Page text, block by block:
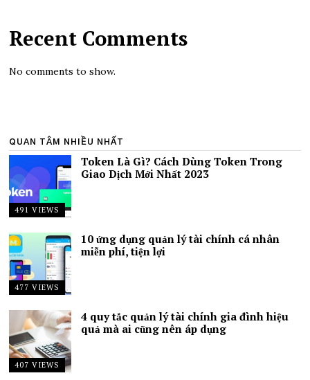
Recent Comments
No comments to show.
QUAN TÂM NHIỀU NHẤT
491 VIEWS
Token Là Gì? Cách Dùng Token Trong
Giao Dịch Mới Nhất 2023
477 VIEWS
10 ứng dụng quản lý tài chính cá nhân
miễn phí, tiện lợi
407 VIEWS
4 quy tắc quản lý tài chính gia đình hiệu
quả mà ai cũng nên áp dụng